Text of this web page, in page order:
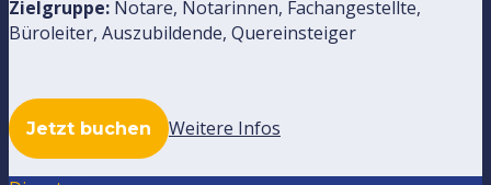
Zielgruppe: Notare, Notarinnen, Fachangestellte,
Büroleiter, Auszubildende, Quereinsteiger
Jetzt buchen Weitere Infos